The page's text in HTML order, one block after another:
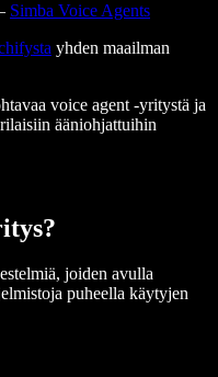
Simba Voice Agents
yhden maailman
voice agent -yritystä ja
ääniohjattuihin
joiden avulla
puheella käytyjen